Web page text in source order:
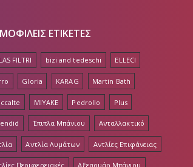
ΕΤΙΚΕΤΕΣ
FILTRI bizi and tedeschi ELLECI
Gloria KARAG Martin Bath
MIYAKE Pedrollo Plus
Έπιπλα Μπάνιου Ανταλλακτικό
Αντλία Λυμάτων Αντλίες Επιφάνειας